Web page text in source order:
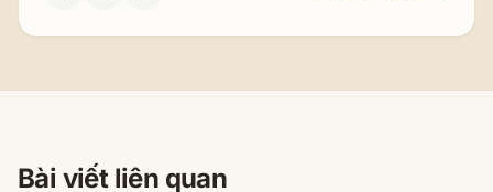
Bài viết liên quan